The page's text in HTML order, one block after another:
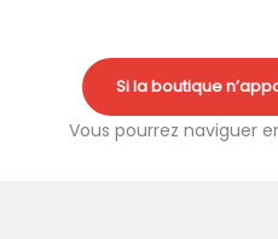
Si la boutique
Vous pourrez naviguer